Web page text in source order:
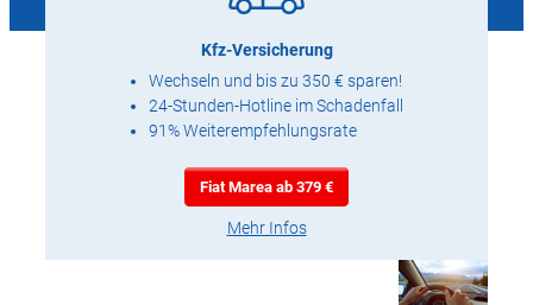
Kfz-Versicherung
Wechseln und bis zu 350 € sparen!
24-Stunden-Hotline im Schadenfall
91% Weiterempfehlungsrate
Fiat Marea ab 379 €
Mehr Infos